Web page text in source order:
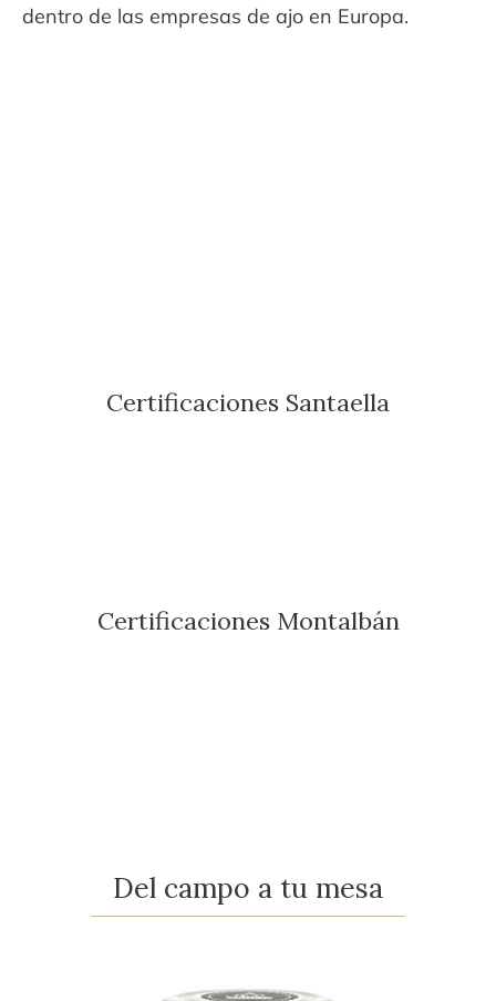
dentro de las empresas de ajo en Europa.
Certificaciones Santaella
Certificaciones Montalbán
Del campo a tu mesa